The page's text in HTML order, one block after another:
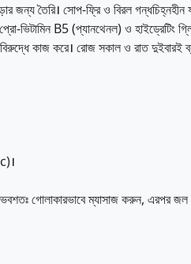
জন্য তৈরি। সোপ-ফ্রি ও বিরল
ভিটামিন B5 (প্যানথেনল) ও হাইড্রেটিং
কাজ করে। রোজ সকাল ও রাত
গোলাকারভাবে ম্যাসাজ করুন, এরপর